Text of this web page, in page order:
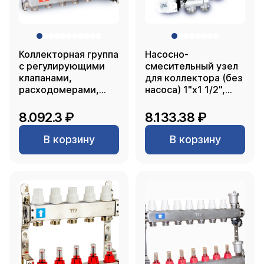
Коллекторная группа
с регулирующими
клапанами,
расходомерами,
обратными и
дренажными
клапанами,
кронштейном
SUS 304 1"х 6
выходов, RTP
8.092.3 ₽
В корзину
Насосно-
смесительный узел
для коллектора (без
насоса) 1"х1 1/2",
8.133.38 ₽
В корзину